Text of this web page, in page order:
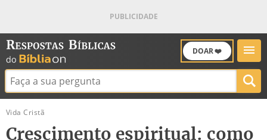
DOAR ❤️
Buscar:
Vida Cristã
Crescimento espiritual: como